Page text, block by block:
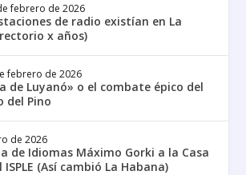
febrero de 2026
de radio existían en La
x años)
febrero de 2026
de Luyanó» o el combate épico del
del Pino
de 2026
de Idiomas Máximo Gorki a la Casa
(Así cambió La Habana)